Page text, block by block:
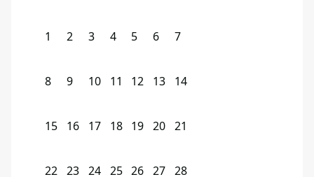
1 2 3 4 5 6 7
8 9 10 11 12 13 14
15 16 17 18 19 20 21
22 23 24 25 26 27 28